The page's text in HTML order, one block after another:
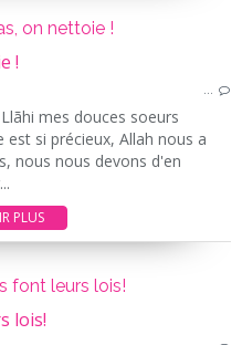
on nettoie !
…
mes douces soeurs
si précieux, Allah nous a
nous nous devons d'en
PLUS
font leurs lois!